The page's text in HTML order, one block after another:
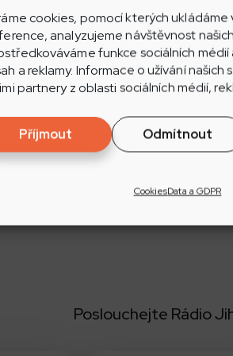
cookies, pomocí kterých ukládáme
analyzujeme návštěvnost
funkce sociálních
a reklamy. Informace o užívání našich
partnery z oblasti sociálních médií,
Příjmout Odmítnout
CookiesData a GDPR
pouze vodicí a asistenční psi
změnou reaguje na opakované
Čestmíra Boudy jsou hřbitovy
venčení psů.
v regionu si nalaďte Rádio Jih –
Poslouchejte Rádio